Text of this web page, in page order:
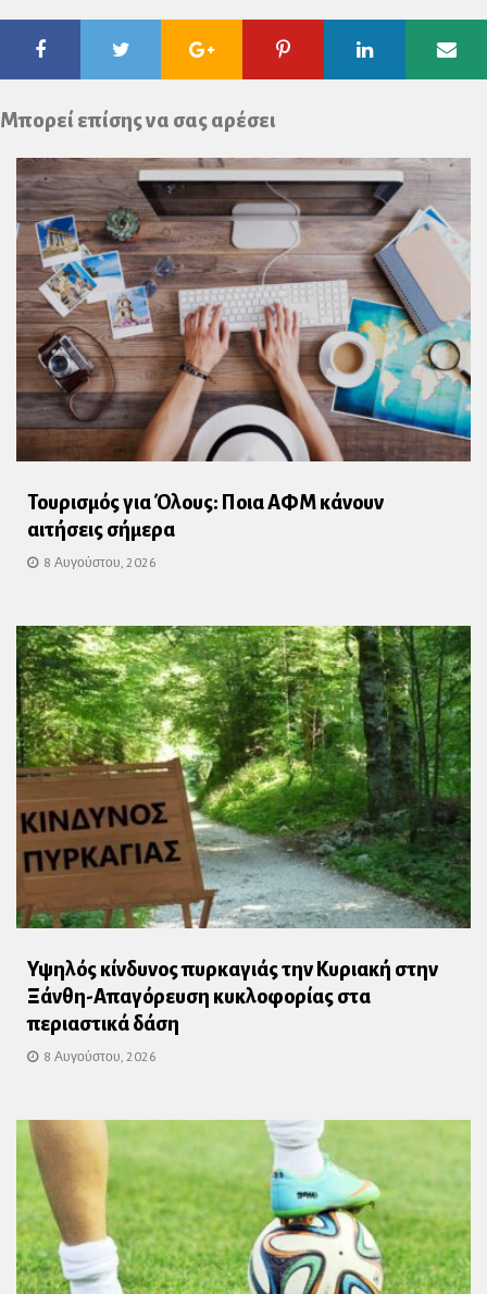
FacebookTwitter Google
Plus
Pinterest Linkedin
Μπορεί επίσης να σας αρέσει
Τουρισμός για Όλους: Ποια ΑΦΜ κάνουν
αιτήσεις σήμερα
8 Αυγούστου, 2026
Υψηλός κίνδυνος πυρκαγιάς την Κυριακή στην
Ξάνθη-Απαγόρευση κυκλοφορίας στα
περιαστικά δάση
8 Αυγούστου, 2026